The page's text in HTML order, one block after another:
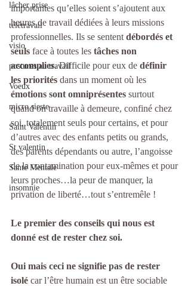
lâcher prise
télétravail
visio
postures au travail
Voeux
micro sieste
Saint Valentin
St valentin
Santé Mentale
insomnie
importantes qu’elles soient s’ajoutent aux
heures de travail dédiées à leurs missions
professionnelles. Ils se sentent débordés et
seuls face à toutes les tâches non
accomplies. Difficile pour eux de définir
les priorités dans un moment où les
émotions sont omniprésentes surtout
quand on travaille à demeure, confiné chez
soi, totalement seuls pour certains, et pour
d’autres avec des enfants petits ou grands,
des parents dépendants ou autre, l’angoisse
de la contamination pour eux-mêmes et pour
leurs proches…la peur de manquer, la
privation de liberté…tout s’entremêle !
Le premier des conseils qui nous est
donné est de rester chez soi.
Oui mais ceci ne signifie pas de rester
isolé car l’être humain est un être sociable